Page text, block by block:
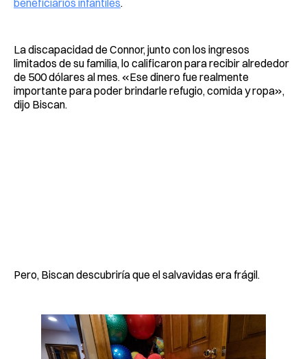
La discapacidad de Connor, junto con los ingresos
limitados de su familia, lo calificaron para recibir alrededor
de 500 dólares al mes. «Ese dinero fue realmente
importante para poder brindarle refugio, comida y ropa»,
dijo Biscan.
Pero, Biscan descubriría que el salvavidas era frágil.